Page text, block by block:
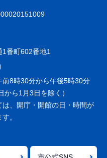
1番町602番地1
前8時30分から午後5時30分
から1月3日を除く）
、開庁・開館の日・時間が
。